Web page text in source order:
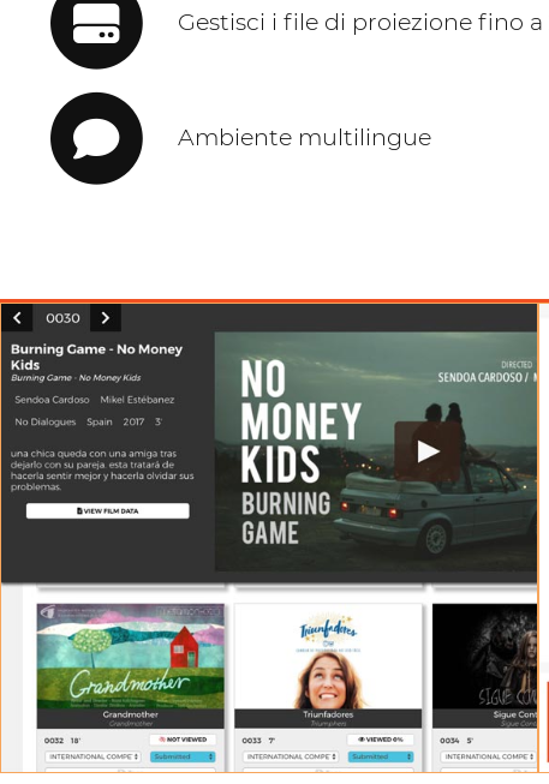
Gestisci i file di proiezione fino a
Ambiente multilingue